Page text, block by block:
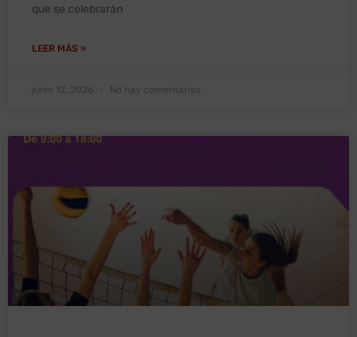
que se celebrarán
LEER MÁS »
junio 12, 2026 No hay comentarios